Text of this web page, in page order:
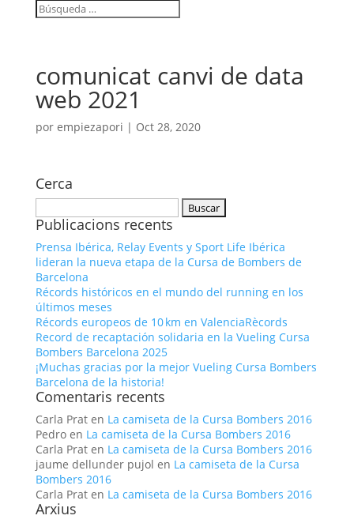
comunicat canvi de data
web 2021
por empiezapori | Oct 28, 2020
Cerca
Publicacions recents
Prensa Ibérica, Relay Events y Sport Life Ibérica
lideran la nueva etapa de la Cursa de Bombers de
Barcelona
Récords históricos en el mundo del running en los
últimos meses
Récords europeos de 10 km en ValenciaRècords
Record de recaptación solidaria en la Vueling Cursa
Bombers Barcelona 2025
¡Muchas gracias por la mejor Vueling Cursa Bombers
Barcelona de la historia!
Comentaris recents
Carla Praten La camiseta de la Cursa Bombers 2016
Pedroen La camiseta de la Cursa Bombers 2016
Carla Praten La camiseta de la Cursa Bombers 2016
jaume dellunder pujol en La camiseta de la Cursa
Bombers 2016
Carla Praten La camiseta de la Cursa Bombers 2016
Arxius